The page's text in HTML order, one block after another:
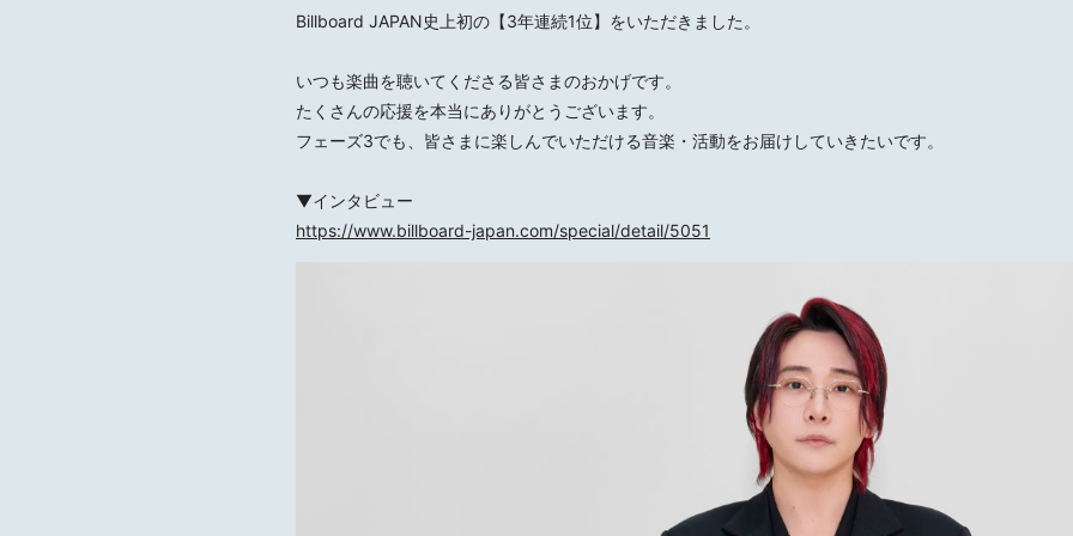
NEWS
Billboard JAPAN史上初の【3年連続1位】をいただきました。
いつも楽曲を聴いてくださる皆さまのおかげです。
たくさんの応援を本当にありがとうございます。
フェーズ3でも、皆さまに楽しんでいただける音楽・活動をお届けしていきたいです。
▼インタビュー
https://www.billboard-japan.com/special/detail/5051